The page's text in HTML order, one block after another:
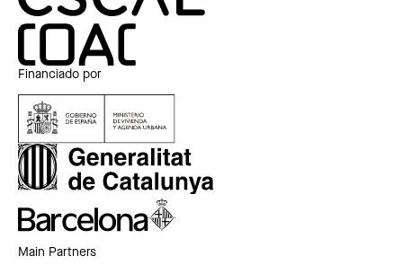
Financiado por
Main Partners